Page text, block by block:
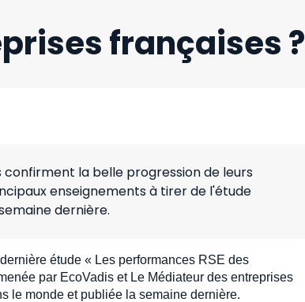
françaises ?
la belle progression de leurs
enseignements à tirer de l'étude
dernière.
étude « Les performances RSE des
par EcoVadis et Le Médiateur des entreprises
le monde et publiée la semaine dernière.